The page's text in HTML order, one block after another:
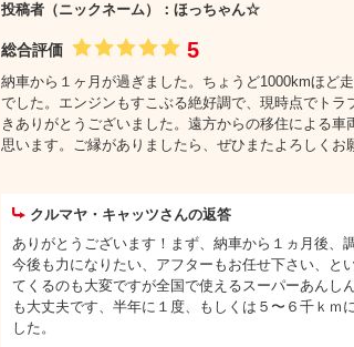
投稿者（ニックネーム）：ほっちゃん☆
総合評価 5
納車から１ヶ月が過ぎました。ちょうど1000kmほど
でした。エンジンもすこぶる絶好調で、現時点でト
きありがとうございました。遠方からの移住による
思います。ご縁がありましたら、ぜひまたよろしくお
クルマヤ・キャッツさんの返答
ありがとうございます！まず、納車から１ヵ月後、
今後も力になりたい、アフターもお任せ下さい、と
てくるのも大変ですが全国で使えるスーパーあんし
も大丈夫です、半年に１度、もしくは５〜６千ｋｍ
した。